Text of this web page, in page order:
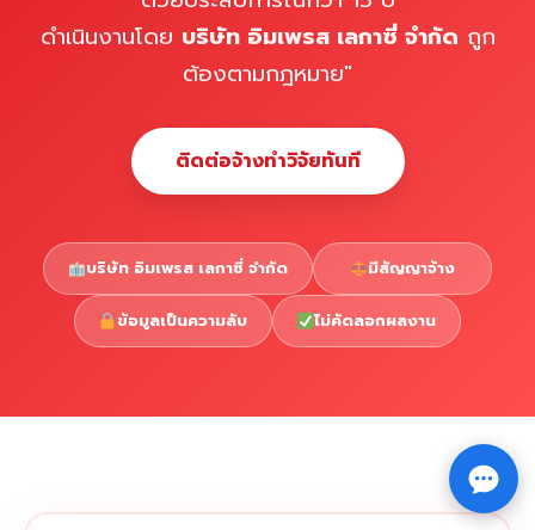
Copyright © 2026 รับทำวิจัย รับทำวิทยานิพนธ์ รับทำ⇧
ดำเนินงานโดย บริษัท อิมเพรส เลกาซี่ จำกัด ถูก
ต้องตามกฎหมาย"
ติดต่อจ้างทำวิจัยทันที
บริษัท อิมเพรส เลกาซี่ จำกัด มีสัญญาจ้าง
ข้อมูลเป็นความลับ ไม่คัดลอกผลงาน